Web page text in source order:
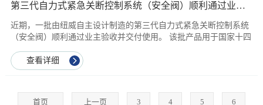
第三代自力式紧急关断控制系统（安全阀）顺利通过业主验收并交付使用
近期，一批由纽威自主设计制造的第三代自力式紧急关断控制系统
（安全阀）顺利通过业主验收并交付使用。 该批产品用于国家十四
付的产品严格按照远高于客户使用要求的纽威企业标准设计制造。
产品整体通过SIL3（TUV）认证、API 6AV1 Class II（SWRI）认
查看详细
首页 上一页 3 4 5 6